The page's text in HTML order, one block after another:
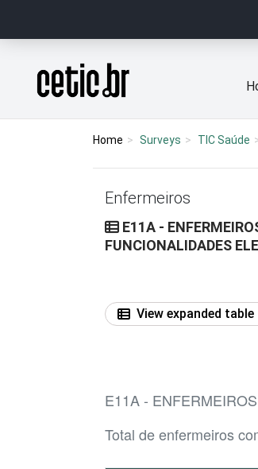
Página inicial
Home Surveys TIC Saúde
Enfermeiros
E11A -
FUNCIONALIDADES
View expanded table
E11A -
Total de enfermeiros